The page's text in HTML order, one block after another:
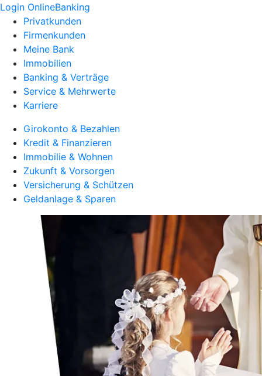
Login OnlineBanking
Privatkunden
Firmenkunden
Meine Bank
Immobilien
Banking & Verträge
Service & Mehrwerte
Karriere
Girokonto & Bezahlen
Kredit & Finanzieren
Immobilie & Wohnen
Zukunft & Vorsorgen
Versicherung & Schützen
Geldanlage & Sparen